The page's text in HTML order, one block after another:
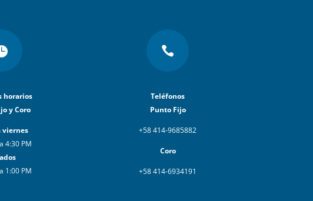
horarios
y Coro
viernes
4:30 PM
1:00 PM

Teléfonos
Punto Fijo
+58 414-9685882
Coro
+58 414-6934191